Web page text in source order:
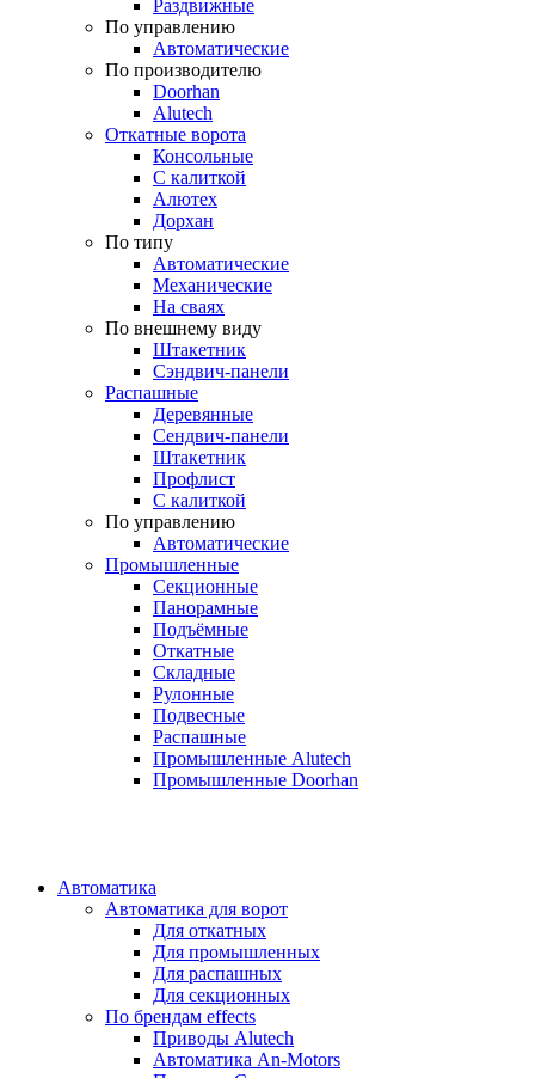
Раздвижные
По управлению
Автоматические
По производителю
Doorhan
Alutech
Откатные ворота
Консольные
С калиткой
Алютех
Дорхан
По типу
Автоматические
Механические
На сваях
По внешнему виду
Штакетник
Сэндвич-панели
Распашные
Деревянные
Сендвич-панели
Штакетник
Профлист
С калиткой
По управлению
Автоматические
Промышленные
Секционные
Панорамные
Подъёмные
Откатные
Складные
Рулонные
Подвесные
Распашные
Промышленные Alutech
Промышленные Doorhan
Автоматика
Автоматика для ворот
Для откатных
Для промышленных
Для распашных
Для секционных
По брендам effects
Приводы Alutech
Автоматика An-Motors